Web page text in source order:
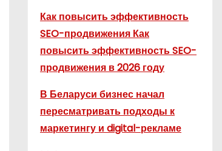
Как повысить эффективность
SEO-продвижения Как
повысить эффективность SEO-
продвижения в 2026 году
В Беларуси бизнес начал
пересматривать подходы к
маркетингу и digital-рекламе